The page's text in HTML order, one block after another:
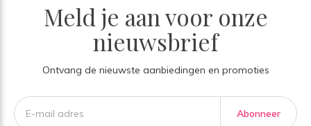
Meld je aan voor onze
nieuwsbrief
Ontvang de nieuwste aanbiedingen en promoties
Abonneer